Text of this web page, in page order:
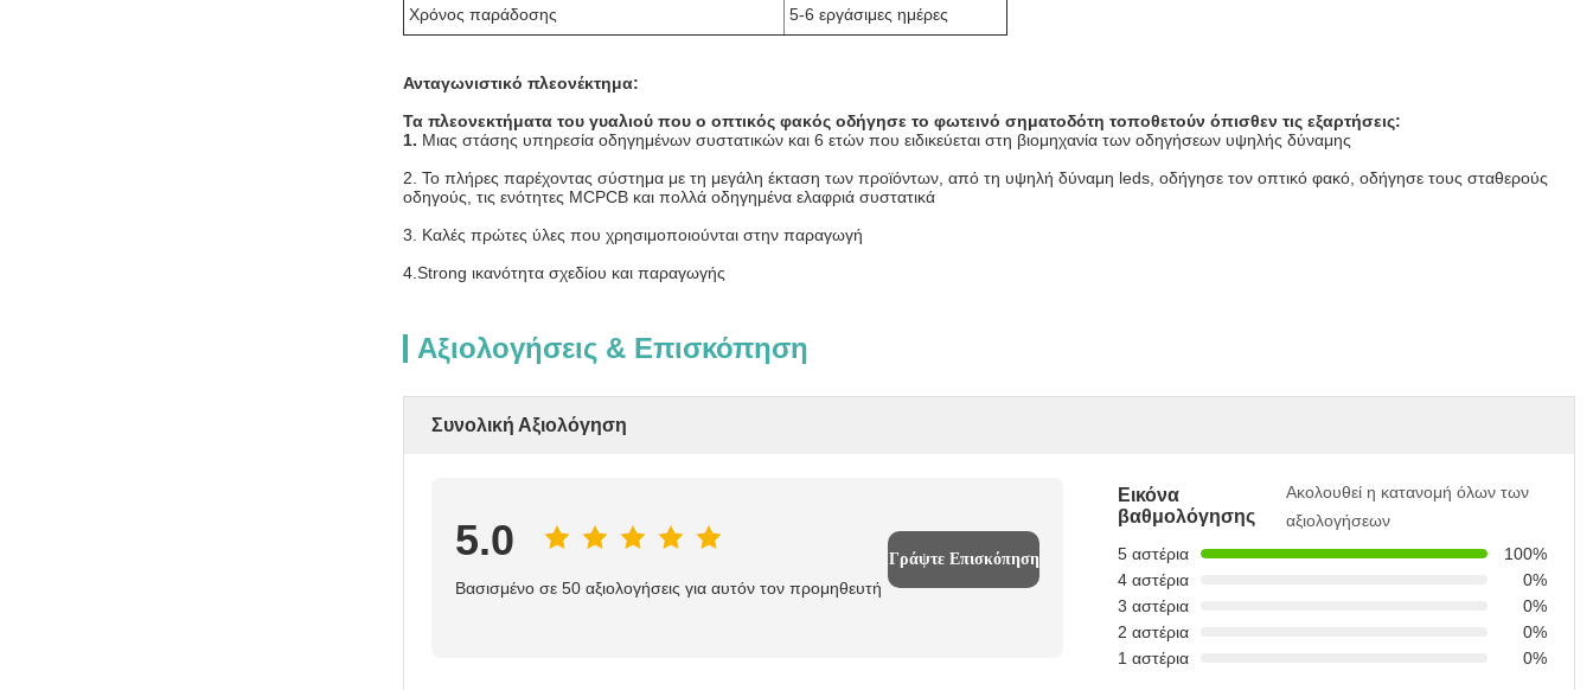
Χρόνος παράδοσης 5-6 εργάσιμες ημέρες
Ανταγωνιστικό πλεονέκτημα:
Τα πλεονεκτήματα του γυαλιού που ο οπτικός φακός οδήγησε το φωτεινό σηματοδότη τοποθετούν όπισθεν τις εξαρτήσεις:
1. Μιας στάσης υπηρεσία οδηγημένων συστατικών και 6 ετών που ειδικεύεται στη βιομηχανία των οδηγήσεων υψηλής δύναμης
2. Το πλήρες παρέχοντας σύστημα με τη μεγάλη έκταση των προϊόντων, από τη υψηλή δύναμη leds, οδήγησε τον οπτικό φακό, οδήγησε τους σταθερούς
οδηγούς, τις ενότητες MCPCB και πολλά οδηγημένα ελαφριά συστατικά
3. Καλές πρώτες ύλες που χρησιμοποιούνται στην παραγωγή
4.Strong ικανότητα σχεδίου και παραγωγής
Αξιολογήσεις & Επισκόπηση
Συνολική Αξιολόγηση
5.0
Βασισμένο σε 50 αξιολογήσεις για αυτόν τον προμηθευτή
Γράψτε Επισκόπηση
Εικόνα
βαθμολόγησης
Ακολουθεί η κατανομή όλων των
αξιολογήσεων
5 αστέρια
100%
4 αστέρια
0%
3 αστέρια
0%
2 αστέρια
0%
1 αστέρια
0%